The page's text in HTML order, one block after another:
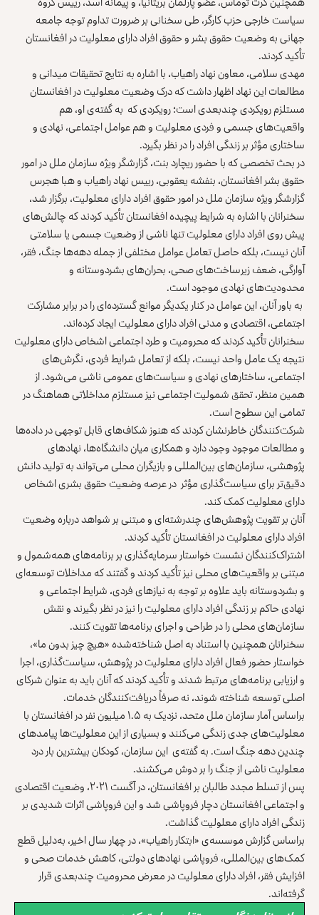
سیاست خارجی حزب کارگر، طی سخنانی بر ضرورت تداوم توجه جامعه
جهانی به وضعیت حقوق بشر و حقوق افراد دارای معلولیت در افغانستان
تأکید کردند.
مهدی سلامی، معاون نهاد راهیاب، با اشاره به نتایج تحقیقات میدانی و
مطالعات این نهاد اظهار داشت که درک وضعیت معلولیت در افغانستان
مستلزم رویکردی چندبعدی است؛ رویکردی که به گفته‌ی او، هم
واقعیت‌های جسمی و فردی معلولیت و هم عوامل اجتماعی، نهادی و
ساختاری مؤثر بر زندگی افراد را در نظر بگیرد.
در بحث تخصصی که با حضور ریچارد بنت، گزارشگر ویژه سازمان ملل در امور
حقوق بشر افغانستان، بنفشه یعقوبی، رییس نهاد راهیاب و هبا هجرس
گزارشگر ویژه سازمان ملل در امور حقوق افراد دارای معلولیت، برگزار شد،
سخنرانان با اشاره به شرایط پیچیده افغانستان تأکید کردند که چالش‌های
پیش روی افراد دارای معلولیت تنها ناشی از وضعیت جسمی یا سلامتی
آنان نیست، بلکه حاصل تعامل عوامل مختلفی از جمله دهه‌ها جنگ، فقر،
آوارگی، ضعف زیرساخت‌های صحی، بحران‌های بشردوستانه و
محدودیت‌های نهادی موجود است.
به باور آنان، این عوامل در کنار یکدیگر موانع گسترده‌ای را در برابر مشارکت
اجتماعی، اقتصادی و مدنی افراد دارای معلولیت ایجاد کرده‌اند.
سخنرانان تأکید کردند که محرومیت و طرد اجتماعی اشخاص دارای معلولیت
نتیجه یک عامل واحد نیست، بلکه از تعامل شرایط فردی، نگرش‌های
اجتماعی، ساختارهای نهادی و سیاست‌های عمومی ناشی می‌شود. از
همین منظر، تحقق شمولیت اجتماعی نیز مستلزم مداخلاتی هماهنگ در
تمامی این سطوح است.
شرکت‌کنندگان خاطرنشان کردند که هنوز شکاف‌های قابل توجهی در داده‌ها
و مطالعات موجود وجود دارد و همکاری میان دانشگاه‌ها، نهادهای
پژوهشی، سازمان‌های بین‌المللی و بازیگران محلی می‌تواند به تولید دانش
دقیق‌تر برای سیاست‌گذاری مؤثر در عرصه وضعیت حقوق بشری اشخاص
دارای معلولیت کمک کند.
آنان بر تقویت پژوهش‌های چندرشته‌ای و مبتنی بر شواهد درباره وضعیت
افراد دارای معلولیت در افغانستان تأکید کردند.
اشتراک‌کنندگان نشست خواستار سرمایه‌گذاری بر برنامه‌های همه‌شمول‌ و
مبتنی بر واقعیت‌های محلی نیز تأکید کردند و گفتند که مداخلات توسعه‌ای
و بشردوستانه باید علاوه بر توجه به نیازهای فردی، شرایط اجتماعی و
نهادی حاکم بر زندگی افراد دارای معلولیت را نیز در نظر بگیرند و نقش
سازمان‌های محلی را در طراحی و اجرای برنامه‌ها تقویت کنند.
سخنرانان همچنین با استناد به اصل شناخته‌شده «هیچ چیز بدون ما»،
خواستار حضور فعال افراد دارای معلولیت در پژوهش، سیاست‌گذاری، اجرا
و ارزیابی برنامه‌های مرتبط شدند و تأکید کردند که آنان باید به عنوان شرکای
اصلی توسعه شناخته شوند، نه صرفاً دریافت‌کنندگان خدمات.
براساس آمار سازمان ملل متحد، نزدیک ‏به ۱.۵ میلیون نفر در افغانستان با
معلولیت‌های جدی زندگی می‌کنند و بسیاری از این ‏معلولیت‌ها پیامدهای
چندین دهه جنگ است.‏ به گفته‌ی این سازمان، کودکان ‏بیشترین بار درد
معلولیت ناشی از جنگ را بر دوش می‌کشند. ‏
پس از تسلط مجدد طالبان بر افغانستان، در آگست ۲۰۲۱، وضعیت اقتصادی
و ‏اجتماعی افغانستان دچار فروپاشی شد و این فروپاشی اثرات شدیدی بر
زندگی ‏افراد دارای معلولیت گذاشت.‏
براساس گزارش موسسه‌ی «ابتکار راهیاب»، در چهار سال اخیر، به‌دلیل قطع
‏کمک‌های بین‌المللی، فروپاشی نهادهای دولتی، کاهش خدمات صحی و
افزایش ‏فقر، افراد دارای معلولیت در معرض محرومیت چندبعدی قرار
گرفته‌اند.